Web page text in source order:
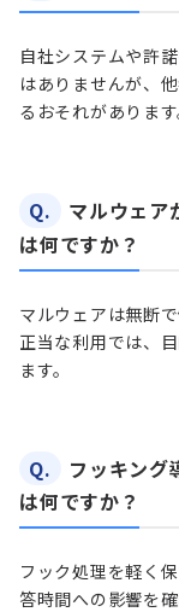
自社システムや許
はありませんが、
るおそれがあります
Q.
マルウェア
は何ですか？
マルウェアは無断
正当な利用では、
ます。
Q.
フッキング
は何ですか？
フック処理を軽く
答時間への影響を